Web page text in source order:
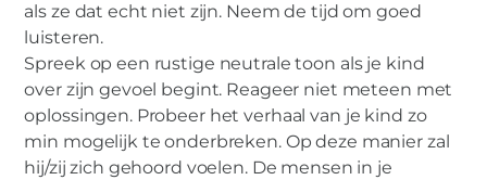
als ze dat echt niet zijn. Neem de tijd om goed
luisteren.
Spreek op een rustige neutrale toon als je kind
over zijn gevoel begint. Reageer niet meteen met
oplossingen. Probeer het verhaal van je kind zo
min mogelijk te onderbreken. Op deze manier zal
hij/zij zich gehoord voelen. De mensen in je